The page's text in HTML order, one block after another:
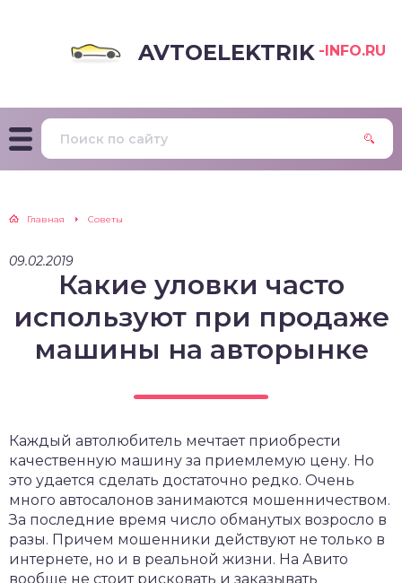
AVTOELEKTRIK -INFO.RU
Главная Советы
09.02.2019
Какие уловки часто
используют при продаже
машины на авторынке
Каждый автолюбитель мечтает приобрести
качественную машину за приемлемую цену. Но
это удается сделать достаточно редко. Очень
много автосалонов занимаются мошенничеством.
За последние время число обманутых возросло в
разы. Причем мошенники действуют не только в
интернете, но и в реальной жизни. На Авито
вообще не стоит рисковать и заказывать